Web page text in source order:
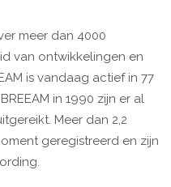
meer dan 4000
van ontwikkelingen en
is vandaag actief in 77
in 1990 zijn er al
Meer dan 2,2
geregistreerd en zijn